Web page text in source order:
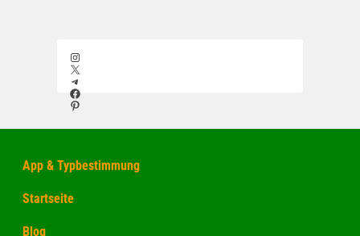
Instagram
X
Telegram
Facebook
Pinterest
App & Typbestimmung
Startseite
Blog